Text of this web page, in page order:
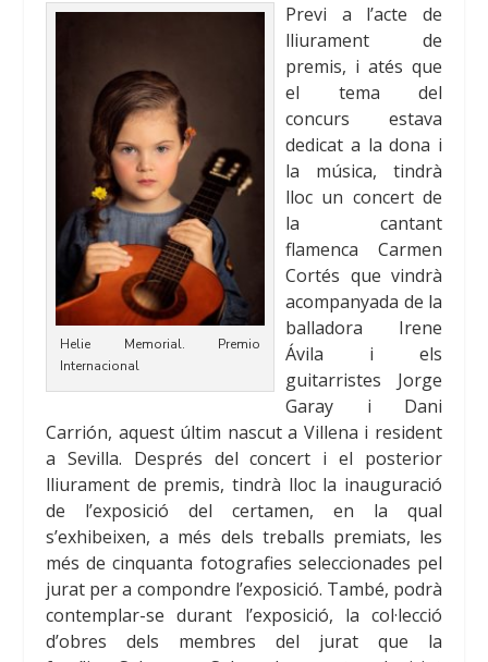
Helie Memorial. Premio
Internacional
Previ a l’acte de
lliurament de
premis, i atés que
el tema del
concurs estava
dedicat a ladona i
la música, tindrà
lloc un concert de
la cantant
flamenca Carmen
Cortés que vindrà
acompanyada de la
balladora Irene
Ávila i els
guitarristes Jorge
Garay i Dani
Carrión, aquest últim nascut a Villena i resident
a Sevilla. Després del concert i el posterior
lliurament de premis, tindrà lloc la inauguració
de l’exposició del certamen, en la qual
s’exhibeixen, a més dels treballs premiats, les
més de cinquanta fotografies seleccionades pel
jurat per a compondre l’exposició. També, podrà
contemplar-se durant l’exposició, la col·lecció
d’obres dels membres del jurat que la